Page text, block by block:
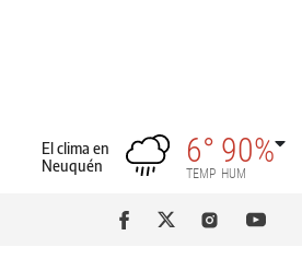
El clima en
Neuquén
6°
TEMP
90%
HUM